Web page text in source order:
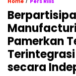
Pamerkan
secara